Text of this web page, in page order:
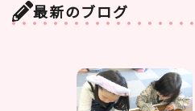
最新のブログ